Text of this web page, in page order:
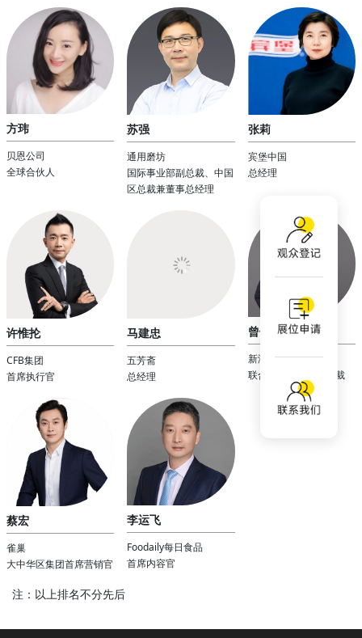
方玮
贝恩公司
全球合伙人
苏强
通用磨坊
国际事业部副总裁、中国
区总裁兼董事总经理
张莉
宾堡中国
总经理
许惟抡
CFB集团
首席执行官
马建忠
五芳斋
总经理
曾健
新潮传媒
联合创始人、联席总裁
蔡宏
雀巢
大中华区集团首席营销官
李运飞
Foodaily每日食品
首席内容官
注：以上排名不分先后